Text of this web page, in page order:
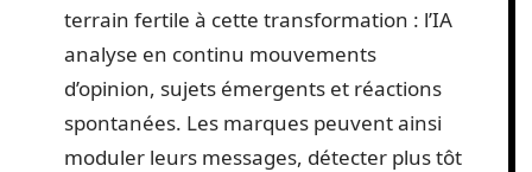
terrain fertile à cette transformation : l’IA
analyse en continu mouvements
d’opinion, sujets émergents et réactions
spontanées. Les marques peuvent ainsi
moduler leurs messages, détecter plus tôt